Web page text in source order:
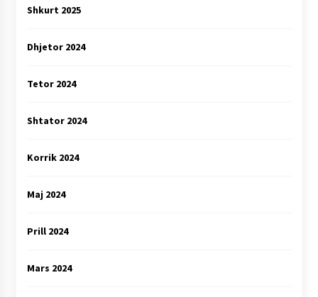
Shkurt 2025
Dhjetor 2024
Tetor 2024
Shtator 2024
Korrik 2024
Maj 2024
Prill 2024
Mars 2024